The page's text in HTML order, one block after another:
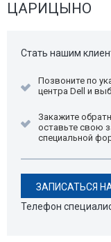
ЦАРИЦЫНО
Стать нашим
Позвоните по
центра Dell и
Закажите
оставьте свою
специальной
ЗАПИСАТЬСЯ
Телефон